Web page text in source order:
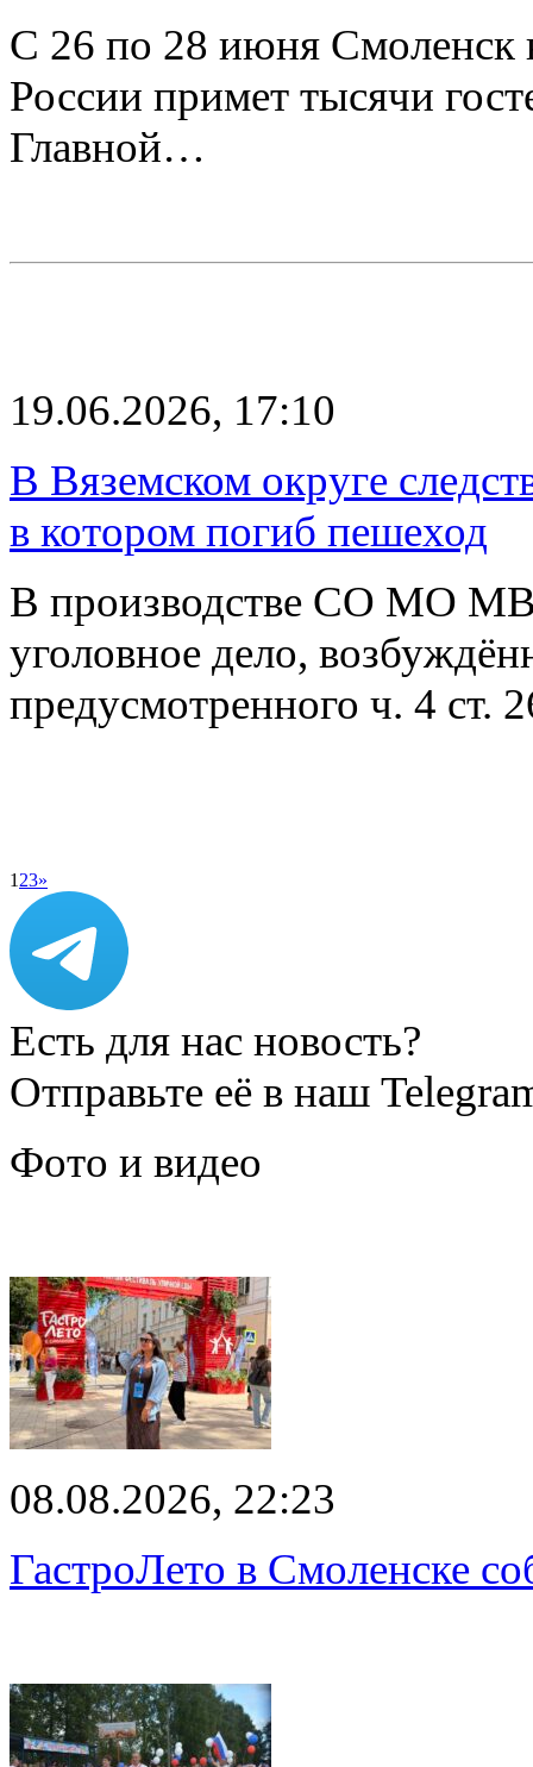
С 26 по 28 июня Смоленск
России примет тысячи
Главной…
19.06.2026, 17:10
В Вяземском округе
в котором погиб пешеход
В производстве СО МО
уголовное дело,
предусмотренного ч. 4
1 23»
Есть для нас новость?
Отправьте её в наш
Фото и видео
08.08.2026, 22:23
ГастроЛето в Смоленске